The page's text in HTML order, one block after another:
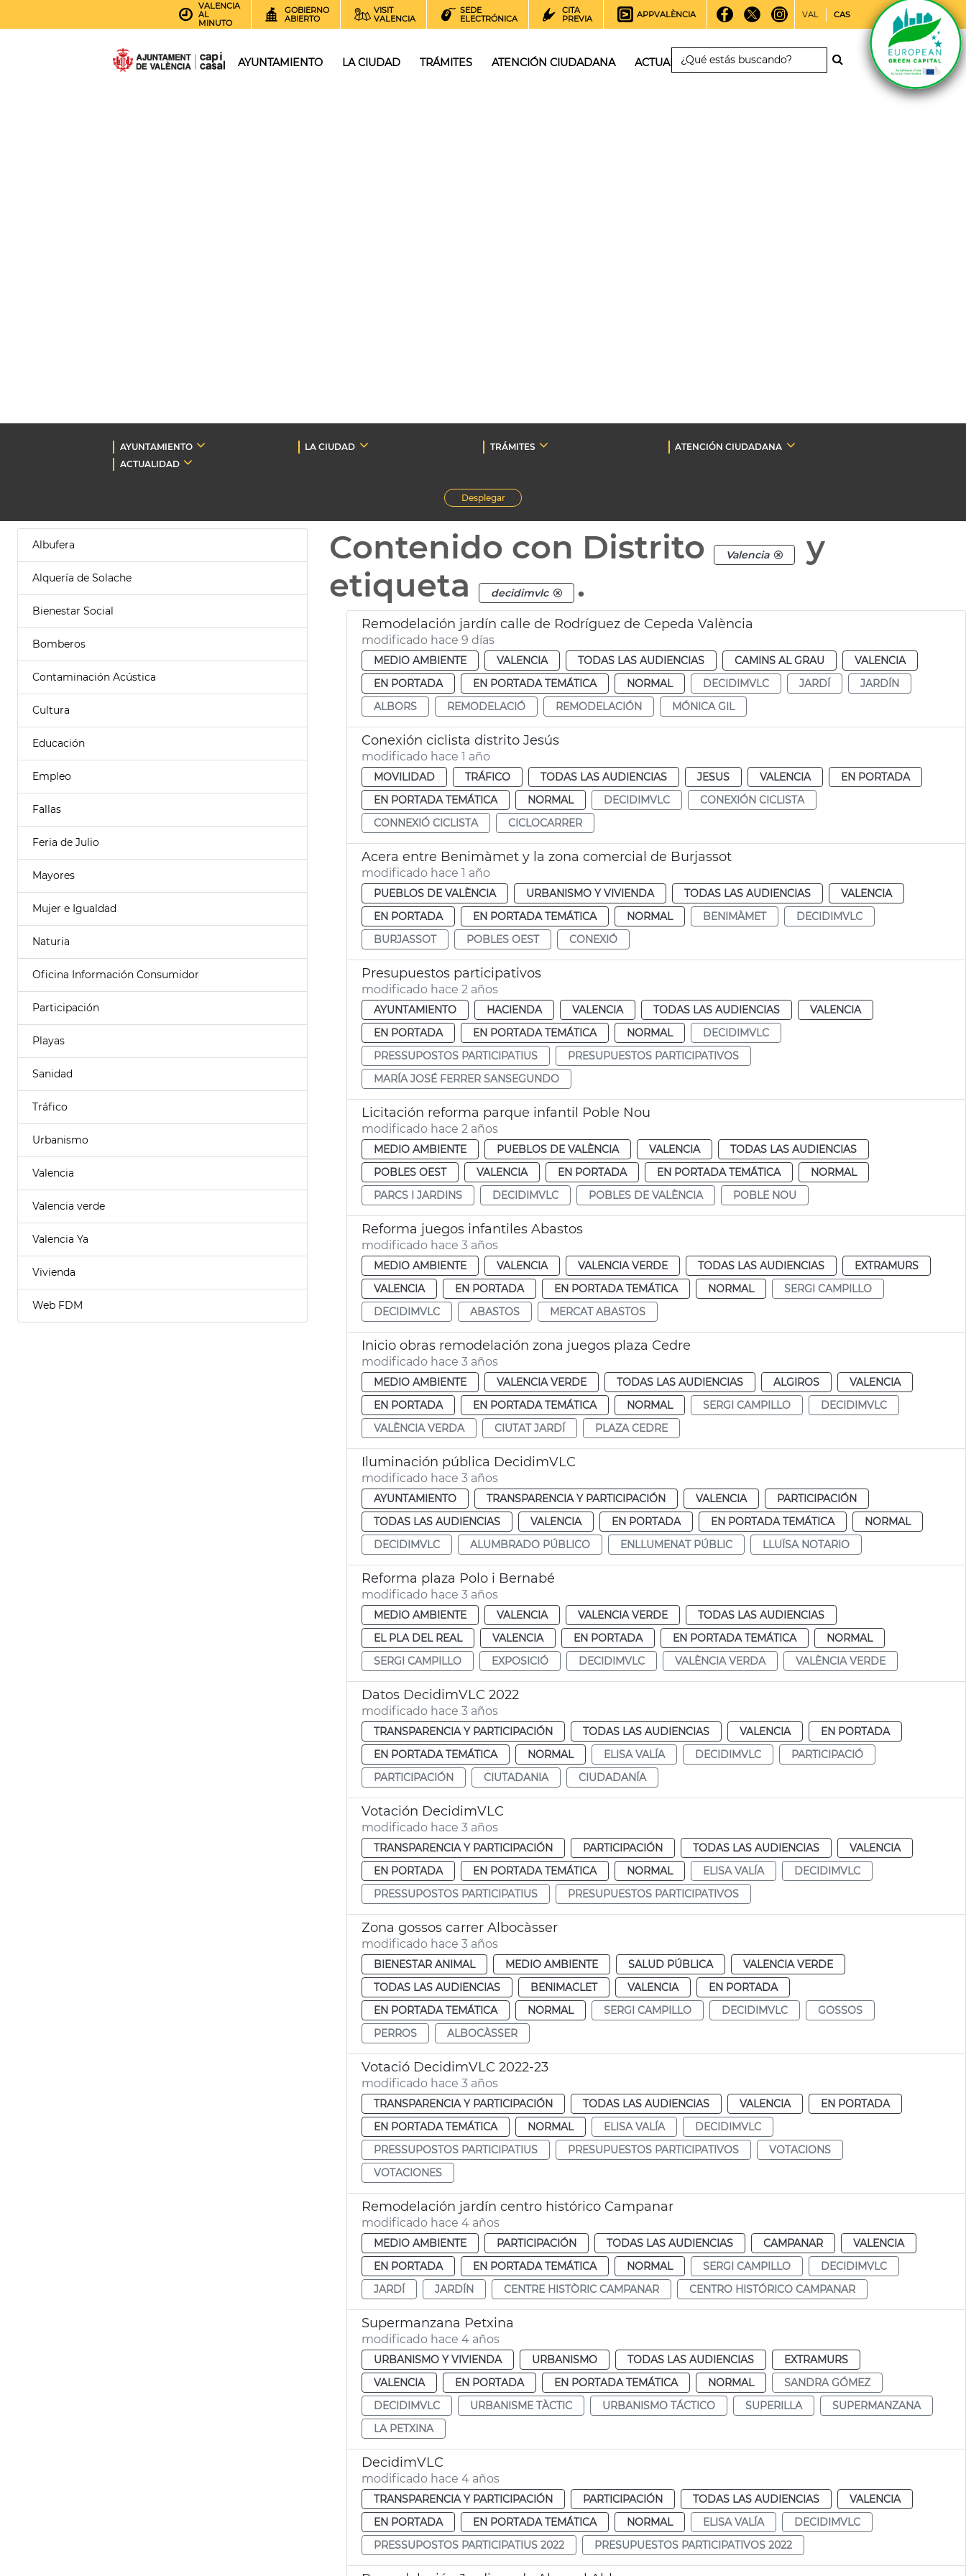
VALENCIA
AL
MINUTO
GOBIERNO
ABIERTO
VISIT
VALENCIA
SEDE
ELECTRÓNICA
CITA
PREVIA
APPVALÈNCIA VAL CAS
AYUNTAMIENTO LA CIUDAD TRÁMITES ATENCIÓN CIUDADANA ACTUALIDAD
AYUNTAMIENTO LA CIUDAD TRÁMITES
ATENCIÓN CIUDADANA
ACTUALIDAD
Desplegar
Albufera
Alquería de Solache
Bienestar Social
Bomberos
Contaminación Acústica
Cultura
Educación
Empleo
Fallas
Feria de Julio
Mayores
Mujer e Igualdad
Naturia
Oficina Información Consumidor
Participación
Playas
Sanidad
Tráfico
Urbanismo
Valencia
Valencia verde
Valencia Ya
Vivienda
Web FDM
Contenido con Distrito Valencia
y
etiqueta
decidimvlc .
Remodelación jardín calle de Rodríguez de Cepeda València
modificado hace 9 días
MEDIO AMBIENTE VALENCIA TODAS LAS AUDIENCIAS CAMINS AL GRAU
VALENCIA
EN PORTADA
EN PORTADA TEMÁTICA NORMAL DECIDIMVLC JARDÍ
JARDÍN
ALBORS
REMODELACIÓ REMODELACIÓN MÓNICA GIL
Conexión ciclista distrito Jesús
modificado hace 1 año
MOVILIDAD TRÁFICO TODAS LAS AUDIENCIAS JESUS VALENCIA
EN PORTADA
EN PORTADA TEMÁTICA
NORMAL DECIDIMVLC
CONEXIÓN CICLISTA
CONNEXIÓ CICLISTA
CICLOCARRER
Acera entre Benimàmet y la zona comercial de Burjassot
modificado hace 1 año
PUEBLOS DE VALÈNCIA URBANISMO Y VIVIENDA TODAS LAS AUDIENCIAS
VALENCIA
EN PORTADA
EN PORTADA TEMÁTICA NORMAL BENIMÀMET
DECIDIMVLC
BURJASSOT
POBLES OEST CONEXIÓ
Presupuestos participativos
modificado hace 2 años
AYUNTAMIENTO HACIENDA VALENCIA TODAS LAS AUDIENCIAS
VALENCIA
EN PORTADA
EN PORTADA TEMÁTICA NORMAL
DECIDIMVLC
PRESSUPOSTOS PARTICIPATIUS
PRESUPUESTOS PARTICIPATIVOS
MARÍA JOSÉ FERRER SANSEGUNDO
Licitación reforma parque infantil Poble Nou
modificado hace 2 años
MEDIO AMBIENTE PUEBLOS DE VALÈNCIA VALENCIA
TODAS LAS AUDIENCIAS
POBLES OEST
VALENCIA EN PORTADA EN PORTADA TEMÁTICA
NORMAL
PARCS I JARDINS
DECIDIMVLC POBLES DE VALÈNCIA POBLE NOU
Reforma juegos infantiles Abastos
modificado hace 3 años
MEDIO AMBIENTE VALENCIA VALENCIA VERDE TODAS LAS AUDIENCIAS
EXTRAMURS
VALENCIA
EN PORTADA EN PORTADA TEMÁTICA NORMAL
SERGI CAMPILLO
DECIDIMVLC
ABASTOS MERCAT ABASTOS
Inicio obras remodelación zona juegos plaza Cedre
modificado hace 3 años
MEDIO AMBIENTE VALENCIA VERDE TODAS LAS AUDIENCIAS ALGIROS
VALENCIA
EN PORTADA
EN PORTADA TEMÁTICA NORMAL SERGI CAMPILLO
DECIDIMVLC
VALÈNCIA VERDA
CIUTAT JARDÍ PLAZA CEDRE
Iluminación pública DecidimVLC
modificado hace 3 años
AYUNTAMIENTO TRANSPARENCIA Y PARTICIPACIÓN VALENCIA
PARTICIPACIÓN
TODAS LAS AUDIENCIAS
VALENCIA EN PORTADA EN PORTADA TEMÁTICA
NORMAL
DECIDIMVLC
ALUMBRADO PÚBLICO ENLLUMENAT PÚBLIC LLUÏSA NOTARIO
Reforma plaza Polo i Bernabé
modificado hace 3 años
MEDIO AMBIENTE VALENCIA VALENCIA VERDE
TODAS LAS AUDIENCIAS
EL PLA DEL REAL
VALENCIA EN PORTADA EN PORTADA TEMÁTICA
NORMAL
SERGI CAMPILLO
EXPOSICIÓ DECIDIMVLC VALÈNCIA VERDA VALÈNCIA VERDE
Datos DecidimVLC 2022
modificado hace 3 años
TRANSPARENCIA Y PARTICIPACIÓN TODAS LAS AUDIENCIAS VALENCIA
EN PORTADA
EN PORTADA TEMÁTICA
NORMAL ELISA VALÍA DECIDIMVLC
PARTICIPACIÓ
PARTICIPACIÓN
CIUTADANIA CIUDADANÍA
Votación DecidimVLC
modificado hace 3 años
TRANSPARENCIA Y PARTICIPACIÓN PARTICIPACIÓN TODAS LAS AUDIENCIAS
VALENCIA
EN PORTADA
EN PORTADA TEMÁTICA NORMAL ELISA VALÍA
DECIDIMVLC
PRESSUPOSTOS PARTICIPATIUS
PRESUPUESTOS PARTICIPATIVOS
Zona gossos carrer Albocàsser
modificado hace 3 años
BIENESTAR ANIMAL MEDIO AMBIENTE SALUD PÚBLICA
VALENCIA VERDE
TODAS LAS AUDIENCIAS
BENIMACLET VALENCIA
EN PORTADA
EN PORTADA TEMÁTICA
NORMAL SERGI CAMPILLO DECIDIMVLC
GOSSOS
PERROS
ALBOCÀSSER
Votació DecidimVLC 2022-23
modificado hace 3 años
TRANSPARENCIA Y PARTICIPACIÓN TODAS LAS AUDIENCIAS VALENCIA
EN PORTADA
EN PORTADA TEMÁTICA
NORMAL ELISA VALÍA
DECIDIMVLC
PRESSUPOSTOS PARTICIPATIUS
PRESUPUESTOS PARTICIPATIVOS
VOTACIONS
VOTACIONES
Remodelación jardín centro histórico Campanar
modificado hace 4 años
MEDIO AMBIENTE PARTICIPACIÓN TODAS LAS AUDIENCIAS CAMPANAR
VALENCIA
EN PORTADA
EN PORTADA TEMÁTICA NORMAL SERGI CAMPILLO
DECIDIMVLC
JARDÍ
JARDÍN CENTRE HISTÒRIC CAMPANAR CENTRO HISTÓRICO CAMPANAR
Supermanzana Petxina
modificado hace 4 años
URBANISMO Y VIVIENDA URBANISMO TODAS LAS AUDIENCIAS
EXTRAMURS
VALENCIA
EN PORTADA EN PORTADA TEMÁTICA NORMAL
SANDRA GÓMEZ
DECIDIMVLC
URBANISME TÀCTIC URBANISMO TÁCTICO SUPERILLA
SUPERMANZANA
LA PETXINA
DecidimVLC
modificado hace 4 años
TRANSPARENCIA Y PARTICIPACIÓN PARTICIPACIÓN TODAS LAS AUDIENCIAS
VALENCIA
EN PORTADA
EN PORTADA TEMÁTICA NORMAL ELISA VALÍA
DECIDIMVLC
PRESSUPOSTOS PARTICIPATIUS 2022
PRESUPUESTOS PARTICIPATIVOS 2022